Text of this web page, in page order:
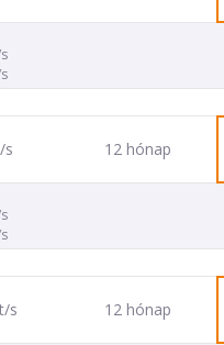
s 12 hónap
s 12 hónap